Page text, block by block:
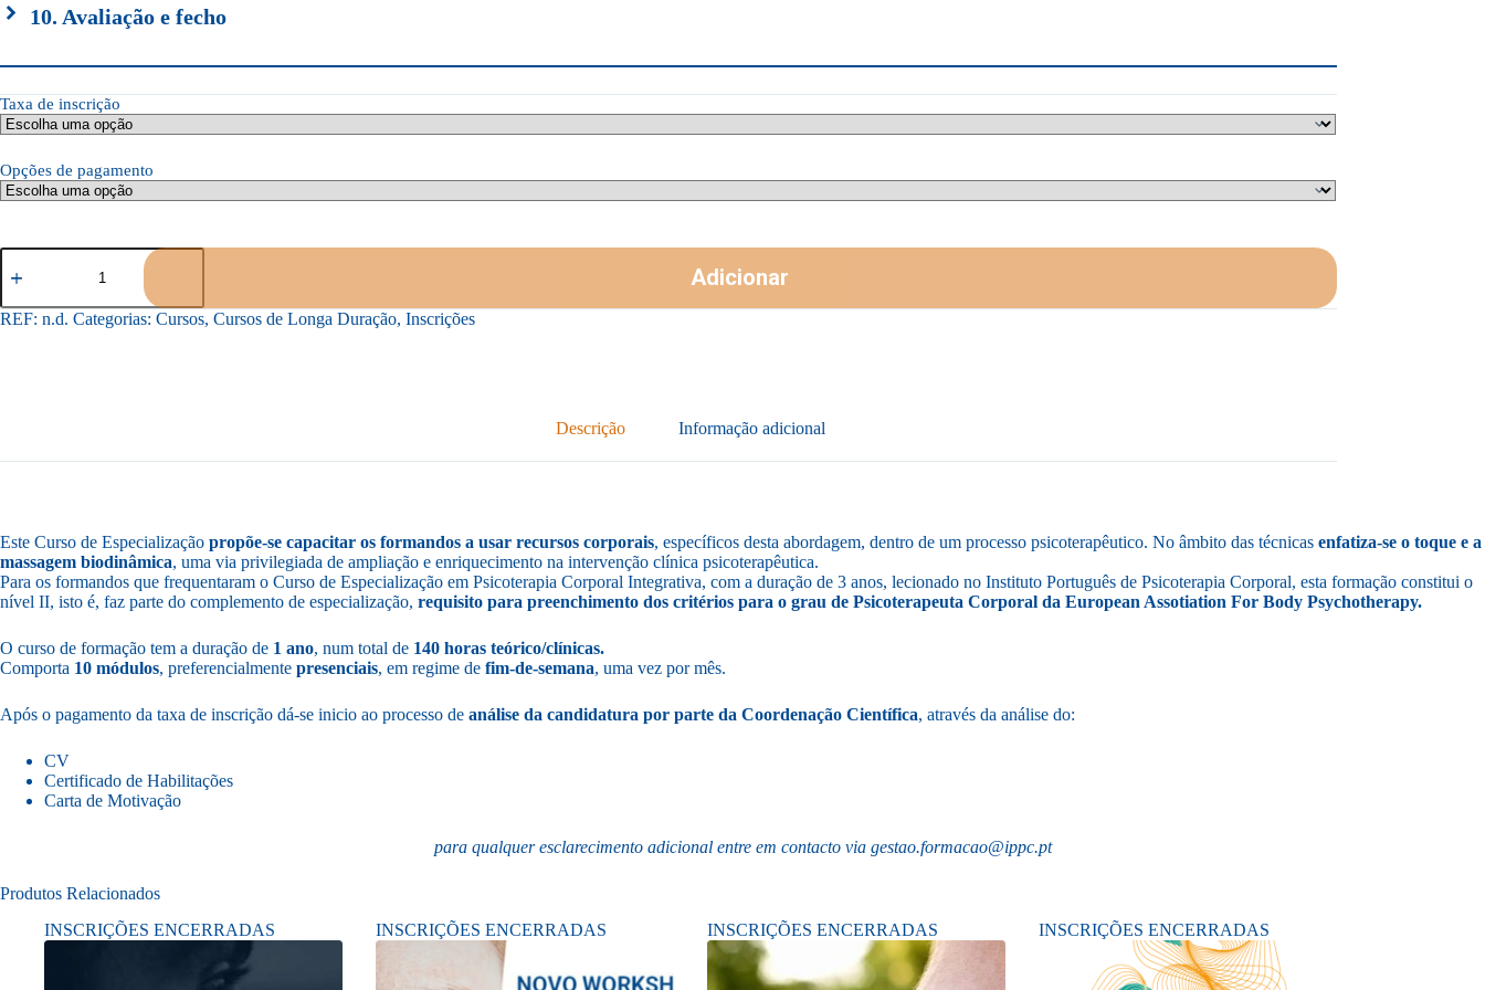
10. Avaliação e fecho
Taxa de inscrição
Opções de pagamento
Quantidade
de
de
Especialização
II
Adicionar
REF: n.d. Categorias: Cursos, Cursos de Longa Duração, Inscrições
Descrição Informação adicional
Este Curso de Especialização propõe-se capacitar os formandos a usar recursos corporais, específicos desta abordagem, dentro de um processo psicoterapêutico. No âmbito das técnicas enfatiza-se o toque e a
massagem biodinâmica, uma via privilegiada de ampliação e enriquecimento na intervenção clínica psicoterapêutica.
Para os formandos que frequentaram o Curso de Especialização em Psicoterapia Corporal Integrativa, com a duração de 3 anos, lecionado no Instituto Português de Psicoterapia Corporal, esta formação constitui o
nível II, isto é, faz parte do complemento de especialização, requisito para preenchimento dos critérios para o grau de Psicoterapeuta Corporal da European Assotiation For Body Psychotherapy.
O curso de formação tem a duração de 1 ano, num total de 140 horas teórico/clínicas.
Comporta 10 módulos, preferencialmente presenciais, em regime de fim-de-semana, uma vez por mês.
Após o pagamento da taxa de inscrição dá-se inicio ao processo de análise da candidatura por parte da Coordenação Científica, através da análise do:
CV
Certificado de Habilitações
Carta de Motivação
para qualquer esclarecimento adicional entre em contacto via gestao.formacao@ippc.pt
Produtos Relacionados
INSCRIÇÕES ENCERRADAS
INSCRIÇÕES ENCERRADAS INSCRIÇÕES ENCERRADAS INSCRIÇÕES ENCERRADAS